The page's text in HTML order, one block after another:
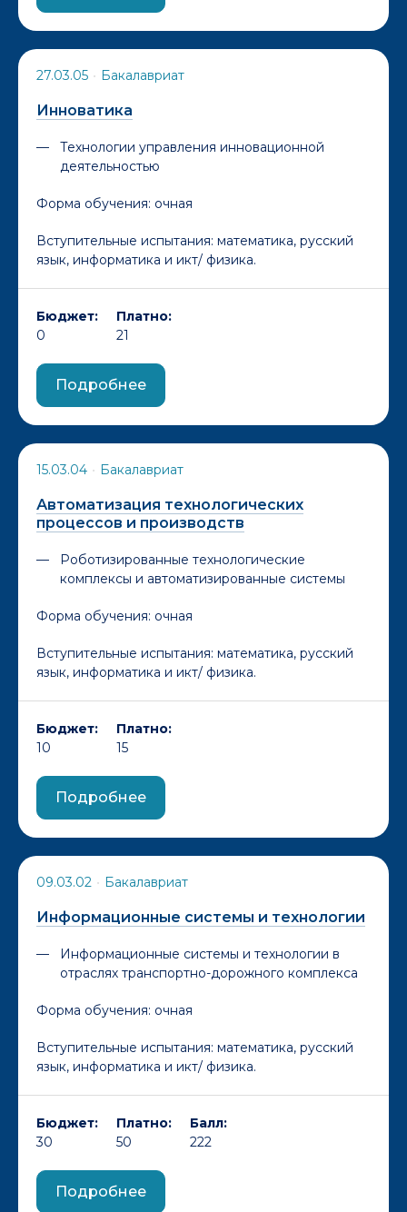
27.03.05 • Бакалавриат
Инноватика
Технологии управления инновационной
деятельностью
Форма обучения: очная
Вступительные испытания: математика, русский
язык, информатика и икт/ физика.
Бюджет:
0
Платно:
21
Подробнее
15.03.04 • Бакалавриат
Автоматизация технологических
процессов и производств
Роботизированные технологические
комплексы и автоматизированные системы
Форма обучения: очная
Вступительные испытания: математика, русский
язык, информатика и икт/ физика.
Бюджет:
10
Платно:
15
Подробнее
09.03.02 • Бакалавриат
Информационные системы и технологии
Информационные системы и технологии в
отраслях транспортно-дорожного комплекса
Форма обучения: очная
Вступительные испытания: математика, русский
язык, информатика и икт/ физика.
Бюджет:
30
Платно:
50
Балл:
222
Подробнее